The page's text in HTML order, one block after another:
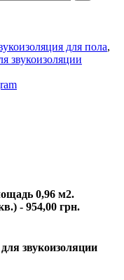
для пола,
звукоизоляции
0,96 м2.
- 954,00 грн.
звукоизоляции